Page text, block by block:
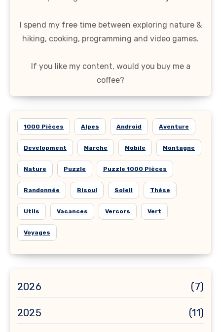
I spend my free time between exploring nature &
hiking, cooking, programming and video games.
If you like my content, would you buy me a
coffee?
1000 Pièces Alpes Android Aventure
Development Marche Mobile Montagne
Nature Puzzle Puzzle 1000 Pièces
Randonnée Risoul Soleil Thèse
Utils Vacances Vercors Vert
Voyages
2026 (7)
2025 (11)